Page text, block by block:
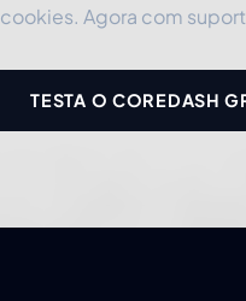
cookies. Agora com
TESTA O COREDASH